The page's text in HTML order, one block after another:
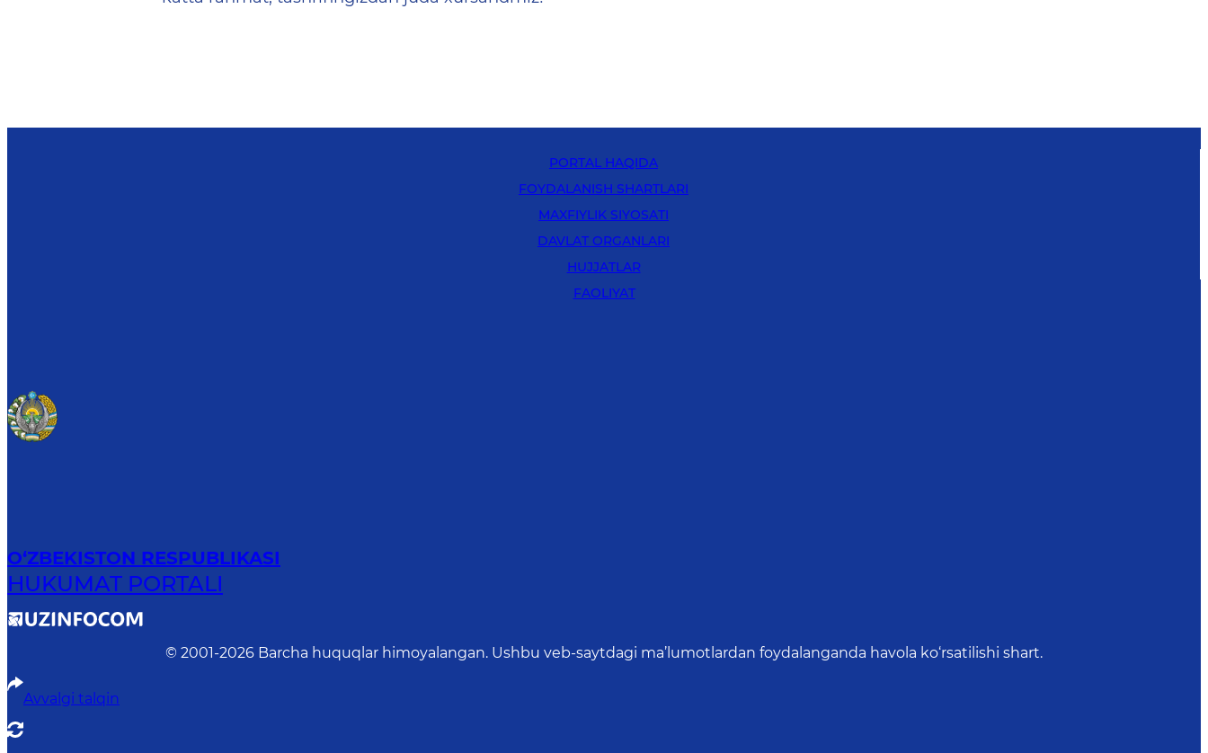
PORTAL HAQIDA
FOYDALANISH SHARTLARI
MAXFIYLIK SIYOSATI
DAVLAT ORGANLARI
HUJJATLAR
FAOLIYAT
O‘ZBEKISTON RESPUBLIKASI
HUKUMAT PORTALI
© 2001-2026 Barcha huquqlar himoyalangan. Ushbu veb-saytdagi ma’lumotlardan foydalanganda havola ko‘rsatilishi shart.
Avvalgi talqin